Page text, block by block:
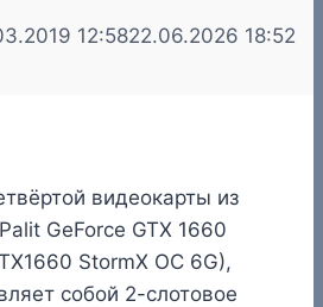
12:5822.06.2026 18:52
видеокарты из
GeForce GTX 1660
StormX OC 6G),
собой 2-слотовое